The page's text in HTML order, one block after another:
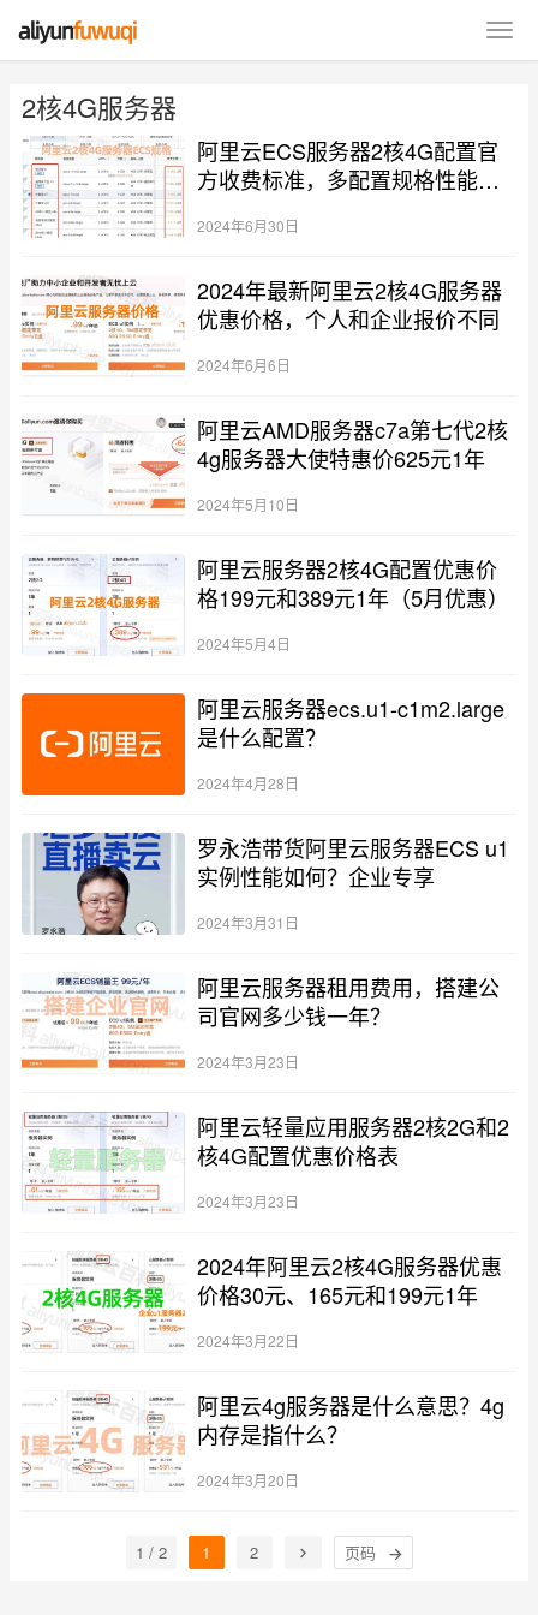
2核4G服务器
阿里云ECS服务器2核4G配置官
方收费标准，多配置规格性能整
2024年6月30日
2024年最新阿里云2核4G服务器
优惠价格，个人和企业报价不同
2024年6月6日
阿里云AMD服务器c7a第七代2核
4g服务器大使特惠价625元1年
2024年5月10日
阿里云服务器2核4G配置优惠价
格199元和389元1年（5月优惠）
2024年5月4日
阿里云服务器ecs.u1-c1m2.large
是什么配置？
2024年4月28日
罗永浩带货阿里云服务器ECS u1
实例性能如何？企业专享
2024年3月31日
阿里云服务器租用费用，搭建公
司官网多少钱一年？
2024年3月23日
阿里云轻量应用服务器2核2G和2
核4G配置优惠价格表
2024年3月23日
2024年阿里云2核4G服务器优惠
价格30元、165元和199元1年
2024年3月22日
阿里云4g服务器是什么意思？4g
内存是指什么？
2024年3月20日
1 / 2 1 2